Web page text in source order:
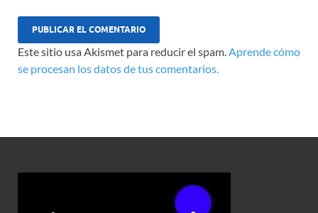
Este sitio usa Akismet para reducir el spam.Aprende cómo
se procesan los datos de tus comentarios.